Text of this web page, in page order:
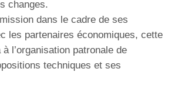
changes.
dans le cadre de ses
les partenaires économiques, cette
l’organisation patronale de
techniques et ses